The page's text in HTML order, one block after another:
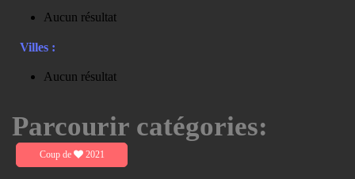
Aucun résultat
Villes :
Aucun résultat
Parcourir catégories:
Coup de 2021